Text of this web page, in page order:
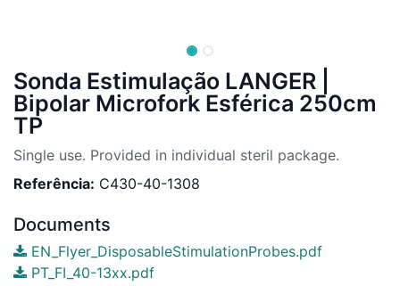
Sonda Estimulação LANGER |
Bipolar Microfork Esférica 250cm
TP
Single use. Provided in individual steril package.
Referência: C430-40-1308
Documents
EN_Flyer_DisposableStimulationProbes.pdf
PT_FI_40-13xx.pdf